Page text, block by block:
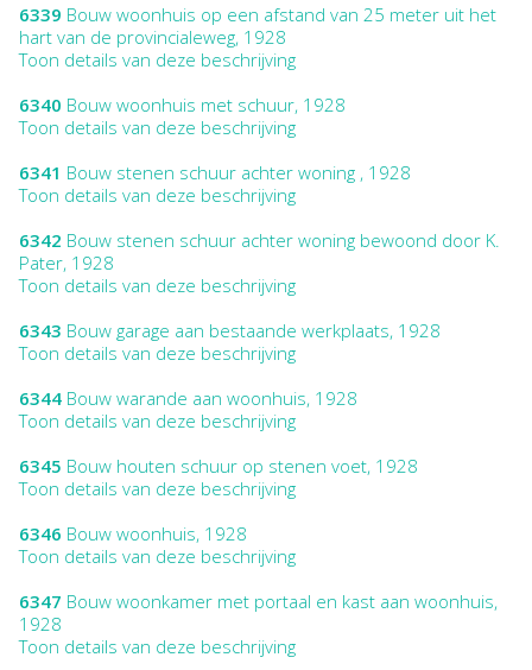
6339 Bouw woonhuis op een afstand van 25 meter uit het
hart van de provincialeweg, 1928
Toon details van deze beschrijving
6340 Bouw woonhuis met schuur, 1928
Toon details van deze beschrijving
6341 Bouw stenen schuur achter woning , 1928
Toon details van deze beschrijving
6342 Bouw stenen schuur achter woning bewoond door K.
Pater, 1928
Toon details van deze beschrijving
6343 Bouw garage aan bestaande werkplaats, 1928
Toon details van deze beschrijving
6344 Bouw warande aan woonhuis, 1928
Toon details van deze beschrijving
6345 Bouw houten schuur op stenen voet, 1928
Toon details van deze beschrijving
6346 Bouw woonhuis, 1928
Toon details van deze beschrijving
6347 Bouw woonkamer met portaal en kast aan woonhuis,
1928
Toon details van deze beschrijving